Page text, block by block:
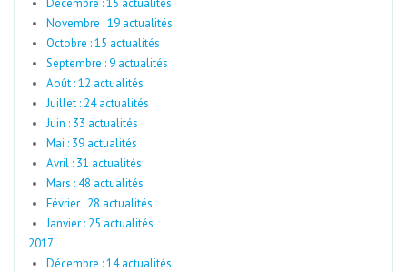
Décembre : 15 actualités
Novembre : 19 actualités
Octobre : 15 actualités
Septembre : 9 actualités
Août : 12 actualités
Juillet : 24 actualités
Juin : 33 actualités
Mai : 39 actualités
Avril : 31 actualités
Mars : 48 actualités
Février : 28 actualités
Janvier : 25 actualités
2017
Décembre : 14 actualités